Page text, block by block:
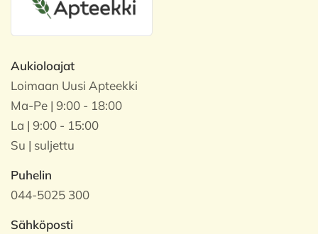
Aukioloajat
Loimaan Uusi Apteekki
Ma-Pe | 9:00 - 18:00
La | 9:00 - 15:00
Su | suljettu
Puhelin
044-5025 300
Sähköposti